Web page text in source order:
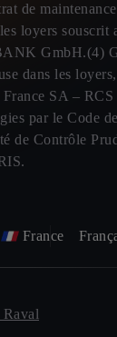
de
loyers souscrit
GmbH.(4)
dans les
France SA –
par le Code
de Contrôle
France